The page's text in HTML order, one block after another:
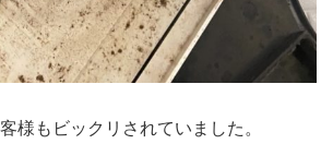
様もビックリされていました。